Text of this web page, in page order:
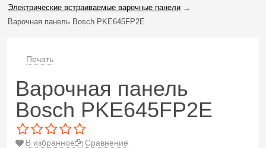
Электрические встраиваемые варочные панели →
Варочная панель Bosch PKE645FP2E
Печать
Варочная панель
Bosch PKE645FP2E
В избранное Сравнение